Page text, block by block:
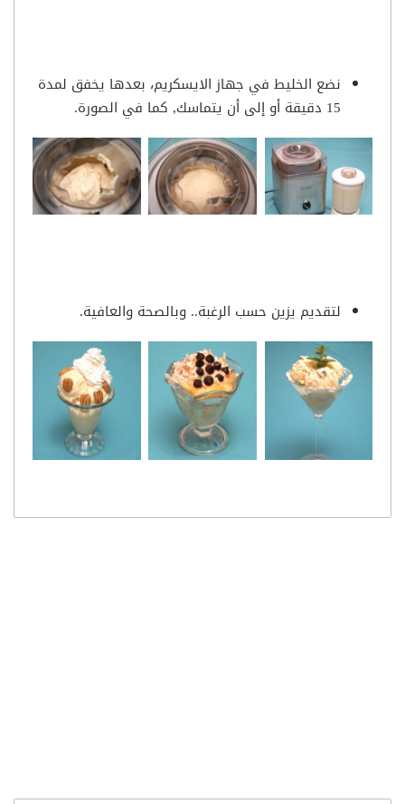
نضع الخليط في جهاز الايسكريم، بعدها يخفق لمدة
15 دقيقة أو إلى أن يتماسك, كما في الصورة.
لتقديم يزين حسب الرغبة.. وبالصحة والعافية.